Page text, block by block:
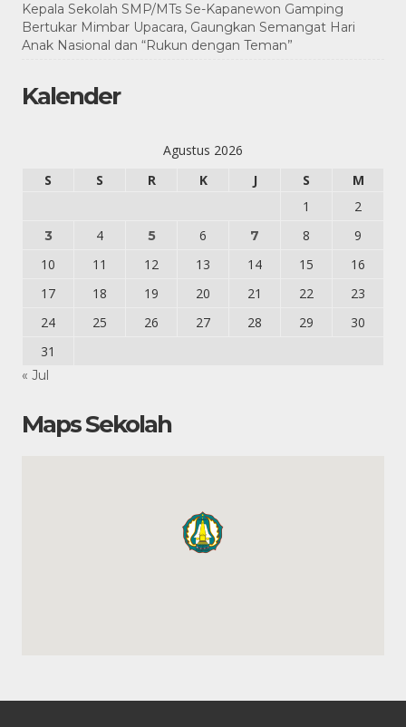
Kepala Sekolah SMP/MTs Se-Kapanewon Gamping
Bertukar Mimbar Upacara, Gaungkan Semangat Hari
Anak Nasional dan “Rukun dengan Teman”
Kalender
Agustus 2026
S
S R K J S
M
1
2
3 4 5 6 7 8
9
10
11 12 13 14 15
16
17
18 19 20 21 22
23
24
25 26 27 28 29
30
31
« Jul
Maps Sekolah